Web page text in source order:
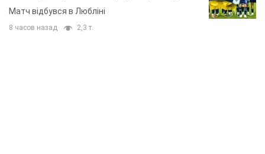
Матч відбувся в Любліні
8 часов назад 2,3 т.